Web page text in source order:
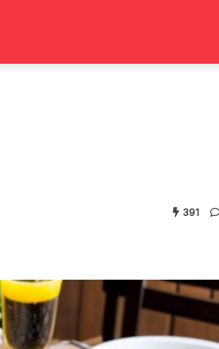
391